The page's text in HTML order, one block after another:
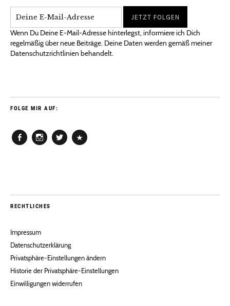
Wenn Du Deine E-Mail-Adresse hinterlegst, informiere ich Dich
regelmäßig über neue Beiträge. Deine Daten werden gemäß meiner
Datenschutzrichtlinien behandelt.
FOLGE MIR AUF:
RECHTLICHES
Impressum
Datenschutzerklärung
Privatsphäre-Einstellungen ändern
Historie der Privatsphäre-Einstellungen
Einwilligungen widerrufen